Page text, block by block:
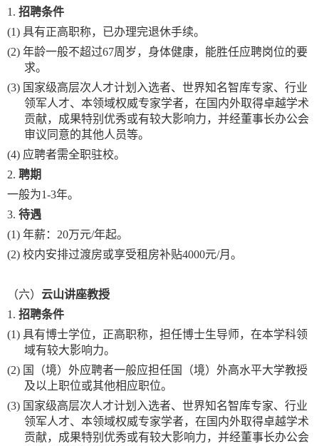
1. 招聘条件
(1) 具有正高职称，已办理完退休手续。
(2) 年龄一般不超过67周岁，身体健康，能胜任应聘岗位的要
求。
(3) 国家级高层次人才计划入选者、世界知名智库专家、行业
领军人才、本领域权威专家学者，在国内外取得卓越学术
贡献，成果特别优秀或有较大影响力，并经董事长办公会
审议同意的其他人员等。
(4) 应聘者需全职驻校。
2. 聘期
一般为1-3年。
3. 待遇
(1) 年薪： 20万元/年起。
(2) 校内安排过渡房或享受租房补贴4000元/月。
（六） 云山讲座教授
1. 招聘条件
(1) 具有博士学位，正高职称，担任博士生导师，在本学科领
域有较大影响力。
(2) 国（境）外应聘者一般应担任国（境）外高水平大学教授
及以上职位或其他相应职位。
(3) 国家级高层次人才计划入选者、世界知名智库专家、行业
领军人才、本领域权威专家学者，在国内外取得卓越学术
贡献，成果特别优秀或有较大影响力，并经董事长办公会